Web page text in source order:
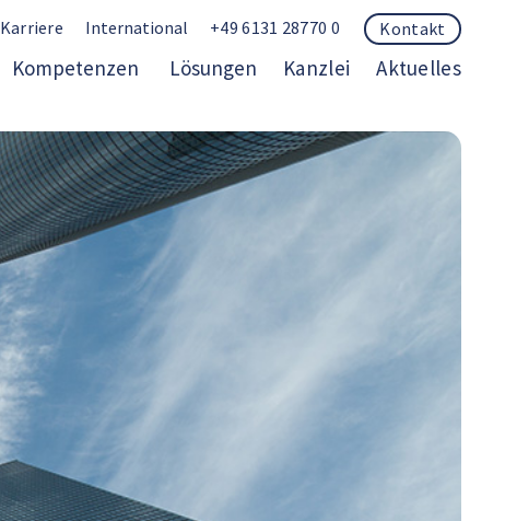
Karriere International +49 6131 28770 0 Kontakt
Kompetenzen Lösungen Kanzlei Aktuelles